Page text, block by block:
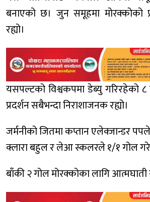
बनाएको छ। जुन समूहमा मोरक्कोको
रह्यो।
यसपल्टको विश्वकपमा डेब्यु गरिरहेको ८
प्रदर्शन सबैभन्दा निराशाजनक रह्यो।
जर्मनीको जितमा कप्तान एलेक्जान्डर
क्लारा बहुल र लेआ स्कलरले १/१ गोल
बाँकी २ गोल मोरक्कोका लागि आत्मघाती